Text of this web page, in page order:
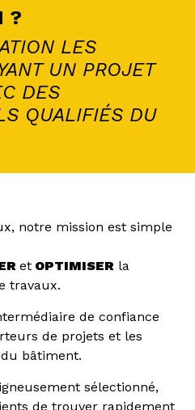
?
LES
UN PROJET
DES
QUALIFIÉS DU
notre mission est simple
et OPTIMISER la
travaux.
de confiance
de projets et les
bâtiment.
sélectionné,
de trouver rapidement